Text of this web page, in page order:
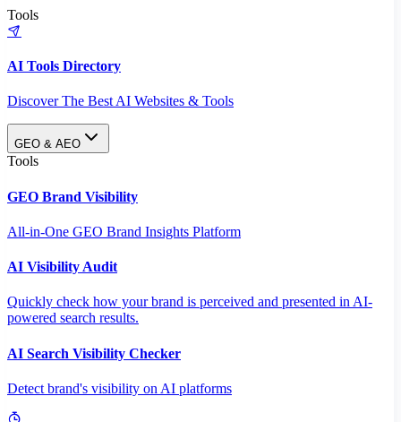
Tools
AI Tools Directory
Discover The Best AI Websites & Tools
GEO & AEO
Tools
GEO Brand Visibility
All-in-One GEO Brand Insights Platform
AI Visibility Audit
Quickly check how your brand is perceived and presented in AI-
powered search results.
AI Search Visibility Checker
Detect brand's visibility on AI platforms